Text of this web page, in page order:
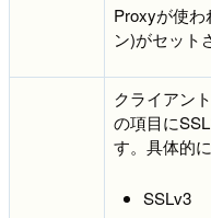
Proxyが使わ
ン)がセット
クライアン
の項目に
す。具体的
SSLv3